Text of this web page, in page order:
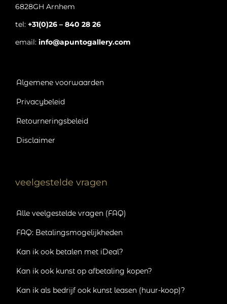
6828GH Arnhem
tel: +31(0)26 – 840 28 26
email: info@apuntogallery.com
Algemene voorwaarden
Privacybeleid
Retourneringsbeleid
Disclaimer
veelgestelde vragen
Alle veelgestelde vragen (FAQ)
FAQ: Betalingsmogelijkheden
Kan ik ook betalen met iDeal?
Kan ik ook kunst op afbetaling kopen?
Kan ik als bedrijf ook kunst leasen (huur-koop)?